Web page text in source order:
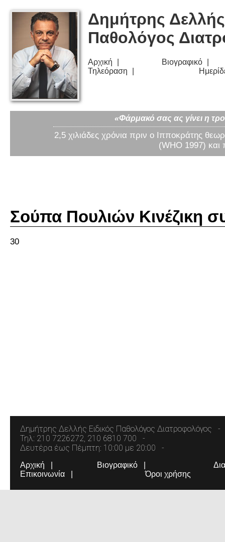
Δημήτρης
Παθολόγος
Αρχική
Βιογραφικό
Τηλεόραση
«Φάρμακό σας ας γίνει η
2,5 χιλιάδες χρόνια πριν ο Ιπποκράτης
(WHO 1997) και
Σούπα Πουλιών Κινέζικη
30
Δημήτρης Δελλής Ειδικός Παθολόγος Διατροφολόγος
Τηλ: 210 7226272, 210 6810 700
Δευτέρα έως Πέμπτη: 10:00 με 20:00
Αρχική Βιογραφικό
Επικοινωνία
Όροι χρήσης